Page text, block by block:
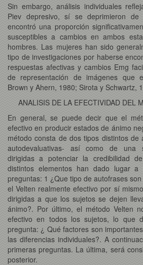
Sin embargo, análisis individuales
Piev depresivo, sí se deprimieron de
encontró una proporción
susceptibles a cambios en ambos
hombres. Las mujeres han sido
tipo de investigaciones por haberse
respuestas afectivas y cambios Emg
de representación de imágenes que
Brown y Ahern, 1980; Sirota y Schwartz,
ANALISIS DE LA EFECTIVIDAD DEL
En general, se puede decir que el
efectivo en producir estados de ánimo
método consta de dos tipos distintos de
autodevaluativas- así como de una
dirigidas a potenciar la credibilidad
distintos elementos han dado lugar
preguntas: 1 ¿Que tipo de autofrases
el Velten realmente efectivo por sí
dirigidas a que los sujetos se dejen
ánimo?. Por último, el método Velten
efectivo en todos los sujetos, lo que
pregunta: ¿ Qué factores son
las diferencias individuales?. A
primeras preguntas. La última, será
posterior.